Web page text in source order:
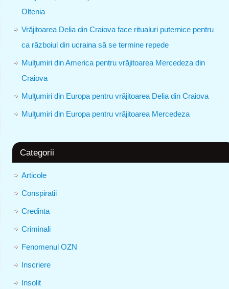
Oltenia
Vrăjitoarea Delia din Craiova face ritualuri puternice pentru
ca războiul din ucraina să se termine repede
Mulţumiri din America pentru vrăjitoarea Mercedeza din
Craiova
Mulţumiri din Europa pentru vrăjitoarea Delia din Craiova
Mulţumiri din Europa pentru vrăjitoarea Mercedeza
Categorii
Articole
Conspiratii
Credinta
Criminali
Fenomenul OZN
Inscriere
Insolit